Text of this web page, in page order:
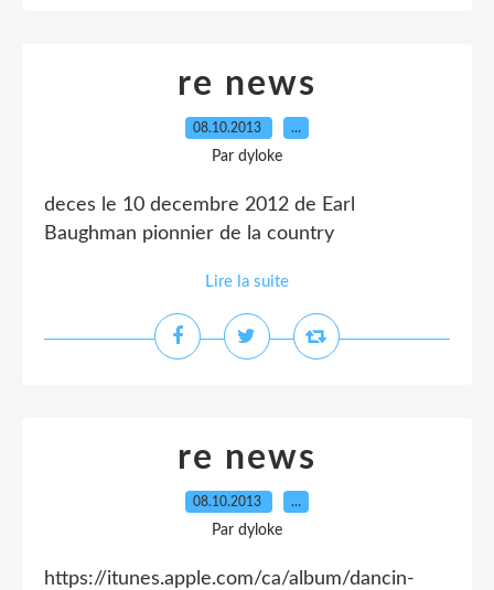
re news
08.10.2013 …
Par dyloke
deces le 10 decembre 2012 de Earl
Baughman pionnier de la country
Lire la suite
re news
08.10.2013 …
Par dyloke
https://itunes.apple.com/ca/album/dancin-